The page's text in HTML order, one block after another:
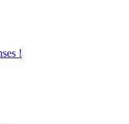
!